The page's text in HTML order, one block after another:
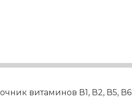
витаминов В1, В2, В5, В6